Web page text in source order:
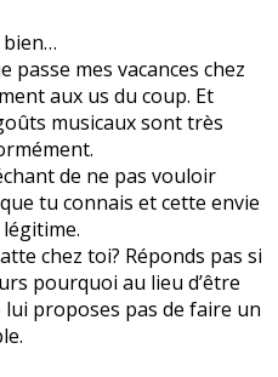
bien…
mes vacances chez
aux us du coup. Et
musicaux sont très
de ne pas vouloir
tu connais et cette envie
chez toi? Réponds pas si
pourquoi au lieu d’être
lui proposes pas de faire un